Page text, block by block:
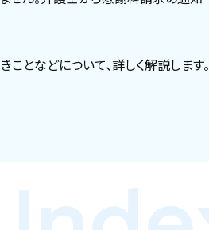
となどについて、詳しく解説します。